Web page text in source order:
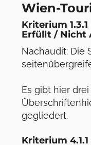
Wien-
Kriterium
Erfüllt / Nicht
Nachaudit: Die
Es gibt hier
gegliedert.
Kriterium